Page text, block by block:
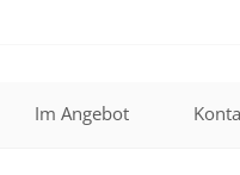
Im Angebot